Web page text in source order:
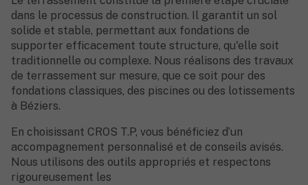
dans le processus de construction. Il garantit un sol
solide et stable, permettant aux fondations de
supporter efficacement toute structure, qu'elle soit
traditionnelle ou complexe. Nous réalisons des travaux
de terrassement sur mesure, que ce soit pour des
fondations classiques, des piscines ou des lotissements
à Béziers.
En choisissant CROS T.P, vous bénéficiez d’un
accompagnement personnalisé et de conseils avisés.
Nous utilisons des outils appropriés et respectons
rigoureusement les